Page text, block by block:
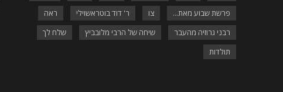
פרשת שבוע מאת...
צו ר' דוד בוטראשוילי
ראה
רבני גרוזיה מהעבר
שיחה של הרבי מלובביץ
שלח לך
תולדות